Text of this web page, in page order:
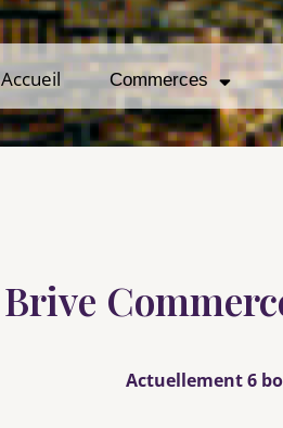
Accueil Commerces
Accueil Commerces
Actuellement 6